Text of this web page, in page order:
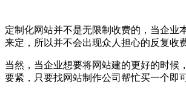
定制化网站并不是无限制收费的，当企业
来定，所以并不会出现众人担心的反复收
当然，当企业想要将网站建的更好的时候
要紧，只要找网站制作公司帮忙买一个即